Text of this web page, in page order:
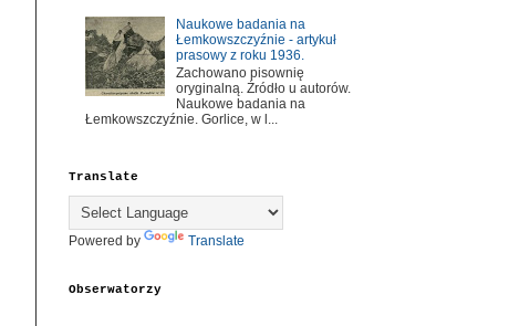
Naukowe badania na
Łemkowszczyźnie - artykuł
prasowy z roku 1936.
Zachowano pisownię
oryginalną. Źródło u autorów.
Naukowe badania na
Łemkowszczyźnie. Gorlice, w l...
Translate
Powered by Translate
Obserwatorzy